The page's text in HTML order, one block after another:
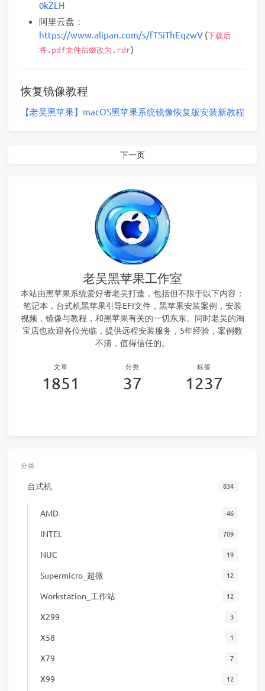
0kZLH
阿里云盘：
https://www.alipan.com/s/fTSiThEqzwV(下载后
将.pdf文件后缀改为.rdr)
恢复镜像教程
【老吴黑苹果】macOS黑苹果系统镜像恢复版安装新教程
下一页
老吴黑苹果工作室
本站由黑苹果系统爱好者老吴打造，包括但不限于以下内容：
笔记本，台式机黑苹果引导EFI文件，黑苹果安装案例，安装
视频，镜像与教程，和黑苹果有关的一切东东。同时老吴的淘
宝店也欢迎各位光临，提供远程安装服务，5年经验，案例数
不清，值得信任的。
文章
1851
分类
37
标签
1237
分类
台式机 834
AMD 46
INTEL 709
NUC 19
Supermicro_超微 12
Workstation_工作站 12
X299 3
X58 1
X79 7
X99 12